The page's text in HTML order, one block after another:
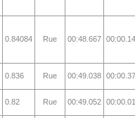
0.84084 Rue 00:48.667
0.836 Rue 00:49.038
0.82 Rue 00:49.052